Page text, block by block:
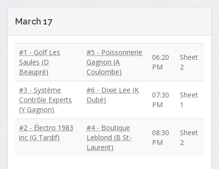
March 17
#1 - Golf Les
Saules (D
Beaupré)
#5 - Poissonnerie
Gagnon (A
Coulombe)
06:20
PM
Sheet
2
#3 - Système
Contrôle Experts
(Y Gagnon)
#6 - Dixie Lee (K
Dubé)
07:30
PM
Sheet
1
#2 - Électro 1983
inc (G Tardif)
#4 - Boutique
Leblond (B St-
Laurent)
08:30
PM
Sheet
2